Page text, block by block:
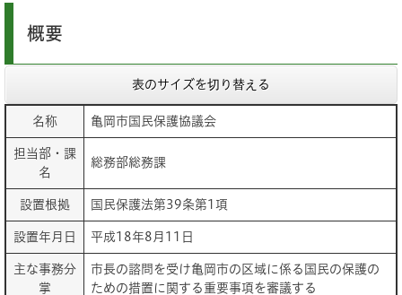
概要
表のサイズを切り替える
名称 亀岡市国民保護協議会
担当部・課
名
総務部総務課
設置根拠 国民保護法第39条第1項
設置年月日 平成18年8月11日
主な事務分
掌
市長の諮問を受け亀岡市の区域に係る国民の保護の
ための措置に関する重要事項を審議する